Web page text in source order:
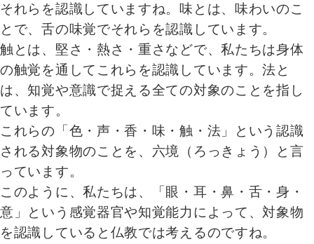
それらを認識していますね。味とは、味わいのこ
とで、舌の味覚でそれらを認識しています。
触とは、堅さ・熱さ・重さなどで、私たちは身体
の触覚を通してこれらを認識しています。法と
は、知覚や意識で捉える全ての対象のことを指し
ています。
これらの「色・声・香・味・触・法」という認識
される対象物のことを、六境（ろっきょう）と言
っています。
このように、私たちは、「眼・耳・鼻・舌・身・
意」という感覚器官や知覚能力によって、対象物
を認識していると仏教では考えるのですね。